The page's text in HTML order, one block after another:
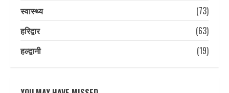
स्वास्थ्य
(73)
हरिद्वार
(63)
हल्द्वानी
(19)